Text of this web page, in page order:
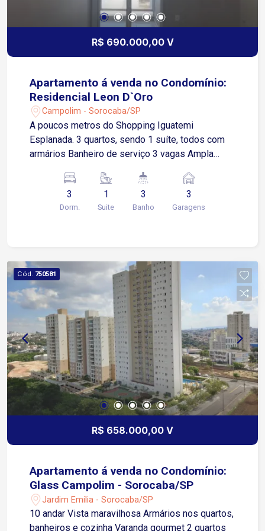
R$ 690.000,00 V
Apartamento á venda no Condomínio:
Residencial Leon D`Oro
Campolim - Sorocaba/SP
A poucos metros do Shopping Iguatemi
Esplanada. 3 quartos, sendo 1 suíte, todos com
armários Banheiro de serviço 3 vagas Ampla
Armários na cozinha Armários no quarto
Churrasqueira Varanda Condomínio completo,
com elevador e vaga coberta
3
Dorm.
1
Suite
3
Banho
3
Garagens
Cód. 750581
R$ 658.000,00 V
Apartamento á venda no Condomínio:
Glass Campolim - Sorocaba/SP
Jardim Emília - Sorocaba/SP
10 andar Vista maravilhosa Armários nos quartos,
banheiros e cozinha Varanda gourmet 2 quartos